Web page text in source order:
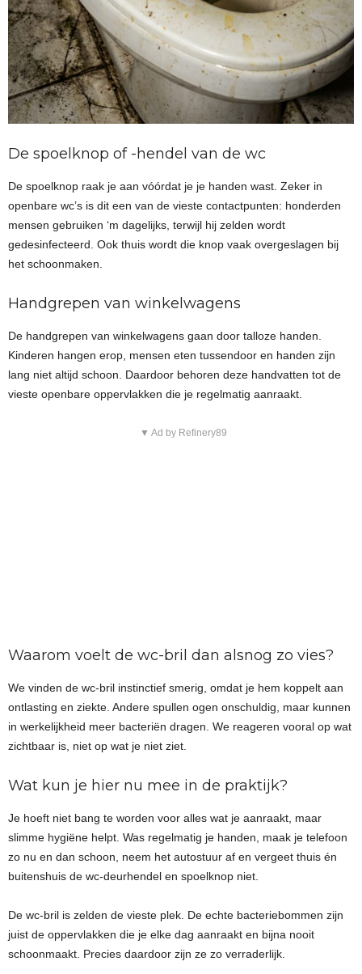
De spoelknop of -hendel van de wc
De spoelknop raak je aan vóórdat je je handen wast. Zeker in
openbare wc’s is dit een van de vieste contactpunten: honderden
mensen gebruiken ‘m dagelijks, terwijl hij zelden wordt
gedesinfecteerd. Ook thuis wordt die knop vaak overgeslagen bij
het schoonmaken.
Handgrepen van winkelwagens
De handgrepen van winkelwagens gaan door talloze handen.
Kinderen hangen erop, mensen eten tussendoor en handen zijn
lang niet altijd schoon. Daardoor behoren deze handvatten tot de
vieste openbare oppervlakken die je regelmatig aanraakt.
▼ Ad by Refinery89
Waarom voelt de wc-bril dan alsnog zo vies?
We vinden de wc-bril instinctief smerig, omdat je hem koppelt aan
ontlasting en ziekte. Andere spullen ogen onschuldig, maar kunnen
in werkelijkheid meer bacteriën dragen. We reageren vooral op wat
zichtbaar is, niet op wat je niet ziet.
Wat kun je hier nu mee in de praktijk?
Je hoeft niet bang te worden voor alles wat je aanraakt, maar
slimme hygiëne helpt. Was regelmatig je handen, maak je telefoon
zo nu en dan schoon, neem het autostuur af en vergeet thuis én
buitenshuis de wc-deurhendel en spoelknop niet.
De wc-bril is zelden de vieste plek. De echte bacteriebommen zijn
juist de oppervlakken die je elke dag aanraakt en bijna nooit
schoonmaakt. Precies daardoor zijn ze zo verraderlijk.